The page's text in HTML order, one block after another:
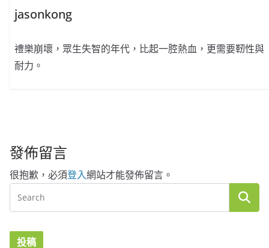
jasonkong
禮樂崩壞，眾生失智的年代，比起一腔熱血，更需要靭性與
耐力。
發佈留言
很抱歉，必須登入網站才能發佈留言。
投稿